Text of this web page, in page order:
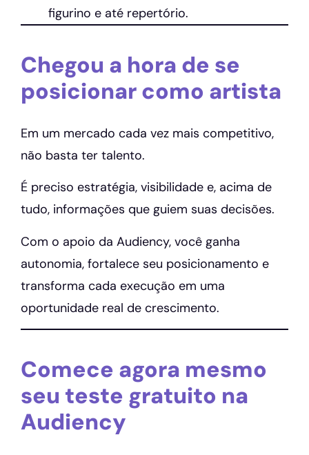
figurino e até repertório.
Chegou a hora de se
posicionar como artista
Em um mercado cada vez mais competitivo,
não basta ter talento.
É preciso estratégia, visibilidade e, acima de
tudo, informações que guiem suas decisões.
Com o apoio da Audiency, você ganha
autonomia, fortalece seu posicionamento e
transforma cada execução em uma
oportunidade real de crescimento.
Comece agora mesmo
seu teste gratuito na
Audiency